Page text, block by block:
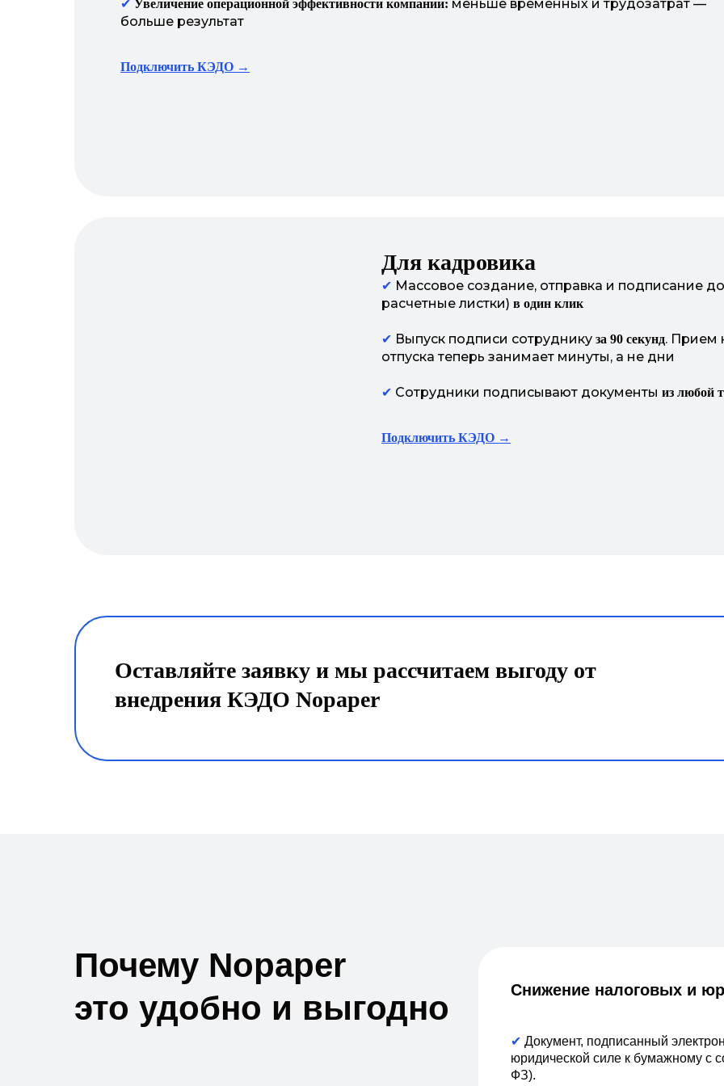
✔ Увеличение операционной эффективности компании: меньше временных и трудозатрат —
больше результат
Подключить КЭДО →
Для кадровика
✔ Массовое создание, отправка и подписание
расчетные листки) в один клик
✔ Выпуск подписи сотруднику за 90 секунд. Прием
отпуска теперь занимает минуты, а не дни
✔ Сотрудники подписывают документы из любой
Подключить КЭДО →
Оставляйте заявку и мы рассчитаем выгоду от
внедрения КЭДО Nopaper
Почему Nopaper
это удобно и выгодно
Снижение налоговых и
✔ Документ, подписанный
юридической силе к бумажному с
ФЗ).